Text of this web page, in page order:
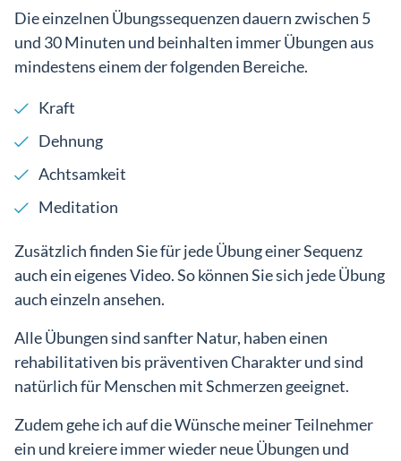
Die einzelnen Übungssequenzen dauern zwischen 5
und 30 Minuten und beinhalten immer Übungen aus
mindestens einem der folgenden Bereiche.
Kraft
Dehnung
Achtsamkeit
Meditation
Zusätzlich finden Sie für jede Übung einer Sequenz
auch ein eigenes Video. So können Sie sich jede Übung
auch einzeln ansehen.
Alle Übungen sind sanfter Natur, haben einen
rehabilitativen bis präventiven Charakter und sind
natürlich für Menschen mit Schmerzen geeignet.
Zudem gehe ich auf die Wünsche meiner Teilnehmer
ein und kreiere immer wieder neue Übungen und